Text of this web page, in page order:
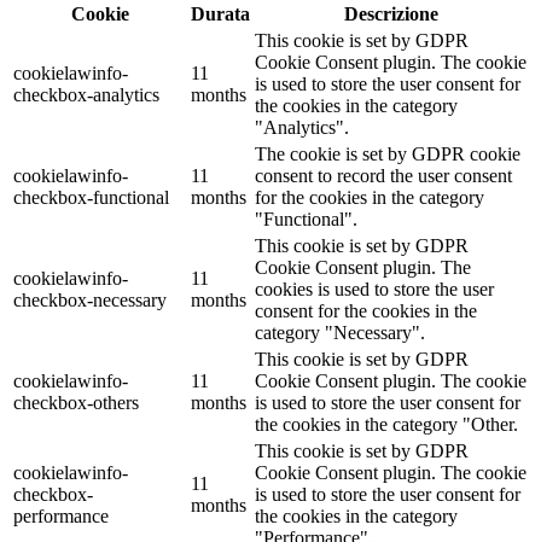
Cookie
Durata Descrizione
cookielawinfo-
checkbox-analytics
11
months
This cookie is set by GDPR
Cookie Consent plugin. The cookie
is used to store the user consent for
the cookies in the category
"Analytics".
cookielawinfo-
checkbox-functional
11
months
The cookie is set by GDPR cookie
consent to record the user consent
for the cookies in the category
"Functional".
cookielawinfo-
checkbox-necessary
11
months
This cookie is set by GDPR
Cookie Consent plugin. The
cookies is used to store the user
consent for the cookies in the
category "Necessary".
cookielawinfo-
checkbox-others
11
months
This cookie is set by GDPR
Cookie Consent plugin. The cookie
is used to store the user consent for
the cookies in the category "Other.
cookielawinfo-
checkbox-
performance
11
months
This cookie is set by GDPR
Cookie Consent plugin. The cookie
is used to store the user consent for
the cookies in the category
"Performance".